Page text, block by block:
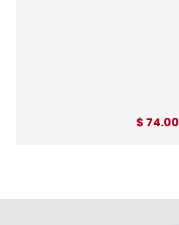
$ 74.00